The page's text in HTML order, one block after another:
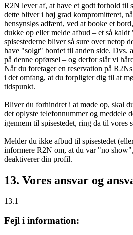
R2N lever af, at have et godt forhold til
dette bliver i høj grad kompromitteret,
hensynsløs adfærd, ved at booke et
dukke op eller melde afbud – et så
spisestederne bliver så sure over netop
have "solgt" bordet til anden side. Dvs.
på denne opførsel – og derfor slår vi
Når du foretager en reservation på
i det omfang, at du forpligter dig til at
tidspunkt.
Bliver du forhindret i at møde op, skal
det oplyste telefonnummer og meddele
igennem til spisestedet, ring da til vores
Melder du ikke afbud til spisestedet
informere R2N om, at du var "no
deaktiverer din profil.
13. Vores ansvar og
13.1
Fejl i information: